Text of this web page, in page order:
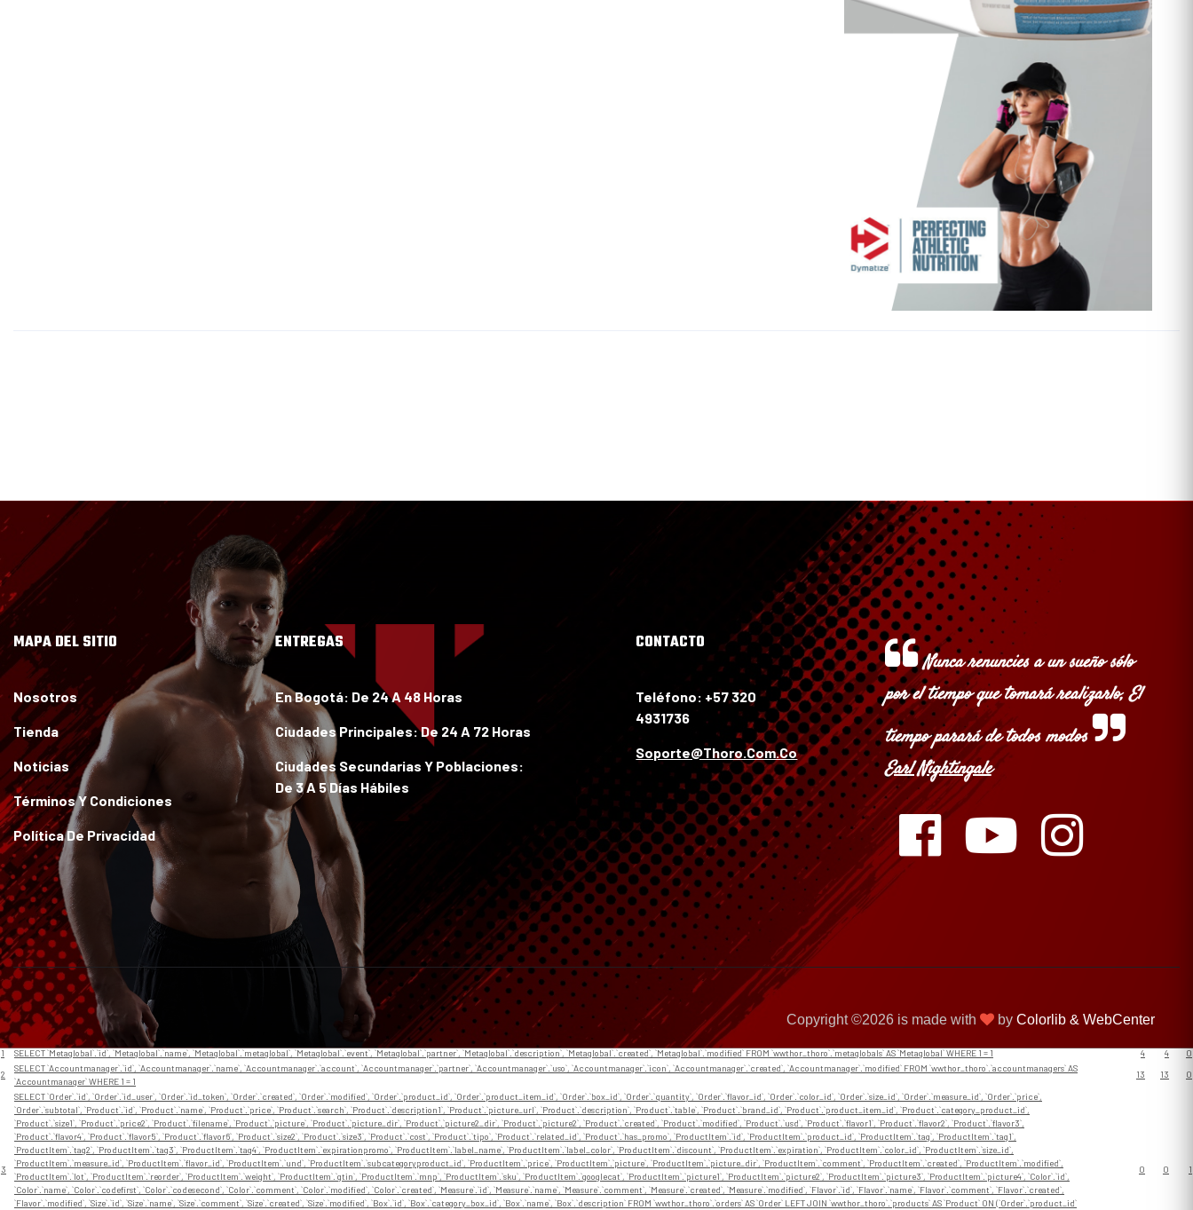
Mi cuenta Cerrar sesión
MAPA DEL SITIO
Nosotros
Tienda
Noticias
Términos Y Condiciones
Política De Privacidad
ENTREGAS
En Bogotá: De 24 A 48 Horas
Ciudades Principales:De 24 A 72 Horas
Ciudades Secundarias Y Poblaciones:
De 3 A 5 Días Hábiles
CONTACTO
Teléfono: +57 320
4931736
Soporte@thoro.com.co
Nunca renuncies a un sueño sólo
por el tiempo que tomará realizarlo, El
tiempo parará de todos modos
Earl Nightingale
Copyright ©2026 is made with by Colorlib & WebCenter
// En app/View/Layouts/default.ctp
Nr Query
Num.
1
SELECT `Metaglobal`.`id`, `Metaglobal`.`name`, `Metaglobal`.`metaglobal`, `Metaglobal`.`event`, `Metaglobal`.`partner`, `Metaglobal`.`description`, `Metaglobal`.`created`, `Metaglobal`.`modified` FROM `wwthor_thoro`.`metaglobals` AS `Metaglobal` WHERE 1 = 1 4 4
0
2
SELECT `Accountmanager`.`id`, `Accountmanager`.`name`, `Accountmanager`.`account`, `Accountmanager`.`partner`, `Accountmanager`.`uso`, `Accountmanager`.`icon`, `Accountmanager`.`created`, `Accountmanager`.`modified` FROM `wwthor_thoro`.`accountmanagers` AS
`Accountmanager` WHERE 1 = 1
13 13 0
3
SELECT `Order`.`id`, `Order`.`id_user`, `Order`.`id_token`, `Order`.`created`, `Order`.`modified`, `Order`.`product_id`, `Order`.`product_item_id`, `Order`.`box_id`, `Order`.`quantity`, `Order`.`flavor_id`, `Order`.`color_id`, `Order`.`size_id`, `Order`.`measure_id`, `Order`.`price`,
`Order`.`subtotal`, `Product`.`id`, `Product`.`name`, `Product`.`price`, `Product`.`search`, `Product`.`description1`, `Product`.`picture_url`, `Product`.`description`, `Product`.`table`, `Product`.`brand_id`, `Product`.`product_item_id`, `Product`.`category_product_id`,
`Product`.`size1`, `Product`.`price2`, `Product`.`filename`, `Product`.`picture`, `Product`.`picture_dir`, `Product`.`picture2_dir`, `Product`.`picture2`, `Product`.`created`, `Product`.`modified`, `Product`.`usd`, `Product`.`flavor1`, `Product`.`flavor2`, `Product`.`flavor3`,
`Product`.`flavor4`, `Product`.`flavor5`, `Product`.`flavor6`, `Product`.`size2`, `Product`.`size3`, `Product`.`cost`, `Product`.`tipo`, `Product`.`related_id`, `Product`.`has_promo`, `ProductItem`.`id`, `ProductItem`.`product_id`, `ProductItem`.`tag`, `ProductItem`.`tag1`,
`ProductItem`.`tag2`, `ProductItem`.`tag3`, `ProductItem`.`tag4`, `ProductItem`.`expirationpromo`, `ProductItem`.`label_name`, `ProductItem`.`label_color`, `ProductItem`.`discount`, `ProductItem`.`expiration`, `ProductItem`.`color_id`, `ProductItem`.`size_id`,
`ProductItem`.`measure_id`, `ProductItem`.`flavor_id`, `ProductItem`.`und`, `ProductItem`.`subcategoryproduct_id`, `ProductItem`.`price`, `ProductItem`.`picture`, `ProductItem`.`picture_dir`, `ProductItem`.`comment`, `ProductItem`.`created`, `ProductItem`.`modified`,
`ProductItem`.`lot`, `ProductItem`.`reorder`, `ProductItem`.`weight`, `ProductItem`.`gtin`, `ProductItem`.`mnp`, `ProductItem`.`sku`, `ProductItem`.`googlecat`, `ProductItem`.`picture1`, `ProductItem`.`picture2`, `ProductItem`.`picture3`, `ProductItem`.`picture4`, `Color`.`id`,
`Color`.`name`, `Color`.`codefirst`, `Color`.`codesecond`, `Color`.`comment`, `Color`.`modified`, `Color`.`created`, `Measure`.`id`, `Measure`.`name`, `Measure`.`comment`, `Measure`.`created`, `Measure`.`modified`, `Flavor`.`id`, `Flavor`.`name`, `Flavor`.`comment`, `Flavor`.`created`,
`Flavor`.`modified`, `Size`.`id`, `Size`.`name`, `Size`.`comment`, `Size`.`created`, `Size`.`modified`, `Box`.`id`, `Box`.`category_box_id`, `Box`.`name`, `Box`.`description` FROM `wwthor_thoro`.`orders` AS `Order` LEFT JOIN `wwthor_thoro`.`products` AS `Product` ON (`Order`.`product_id`
0 0 1